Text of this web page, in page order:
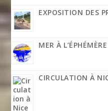
EXPOSITION DES
MER À L’ÉPHÉMÈRE
CIRCULATION À